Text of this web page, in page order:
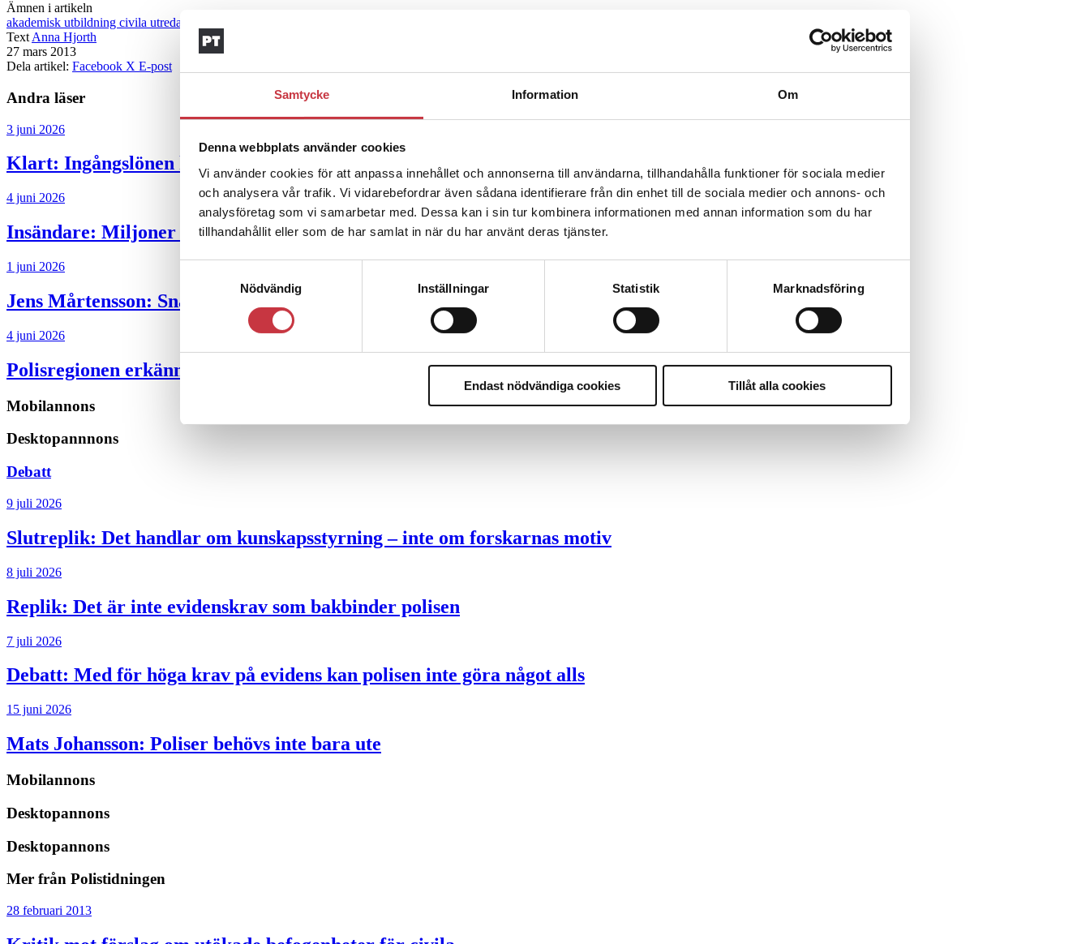
Samtycke Information Om
Denna webbplats använder cookies
Vi använder cookies för att anpassa innehållet och annonserna till användarna, tillhandahålla funktioner för sociala medier
och analysera vår trafik. Vi vidarebefordrar även sådana identifierare från din enhet till de sociala medier och annons- och
analysföretag som vi samarbetar med. Dessa kan i sin tur kombinera informationen med annan information som du har
tillhandahållit eller som de har samlat in när du har använt deras tjänster.
Nödvändig
Inställningar Statistik Marknadsföring
Endast nödvändiga cookies Tillåt alla cookies
Ämnen i artikeln
akademisk utbildning civila utredare
Text Anna Hjorth
27 mars 2013
Dela artikel: Facebook X E-post
Andra läser
3 juni 2026
Klart: Ingångslönen höjs med 2 300 kronor
4 juni 2026
Insändare: Miljoner i sjön – polisaspiranter underkänns på godtyckliga grunder
1 juni 2026
Jens Mårtensson: Snart 20 år i tjänst – nu ska han lära sig grunderna
4 juni 2026
Polisregionen erkänner fel: ”Kommer att rättas till”
Mobilannons
Desktopannnons
Debatt
9 juli 2026
Slutreplik: Det handlar om kunskapsstyrning – inte om forskarnas motiv
8 juli 2026
Replik: Det är inte evidenskrav som bakbinder polisen
7 juli 2026
Debatt: Med för höga krav på evidens kan polisen inte göra något alls
15 juni 2026
Mats Johansson: Poliser behövs inte bara ute
Mobilannons
Desktopannons
Desktopannons
Mer från Polistidningen
28 februari 2013